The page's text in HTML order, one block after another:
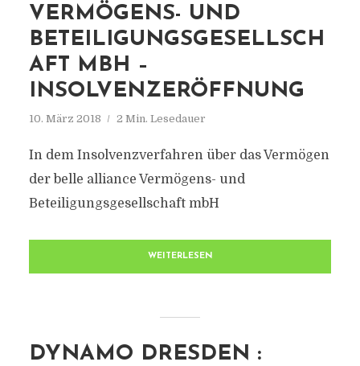
VERMÖGENS- UND
BETEILIGUNGSGESELLSCH
AFT MBH –
INSOLVENZERÖFFNUNG
10. März 2018 2 Min. Lesedauer
In dem Insolvenzverfahren über das Vermögen
der belle alliance Vermögens- und
Beteiligungsgesellschaft mbH
WEITERLESEN
DYNAMO DRESDEN :